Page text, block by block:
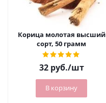
Корица молотая высший
сорт, 50 грамм
32руб./шт
В корзину